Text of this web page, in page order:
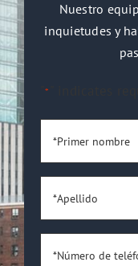
Nuestro
inquietudes y
"*
nombre